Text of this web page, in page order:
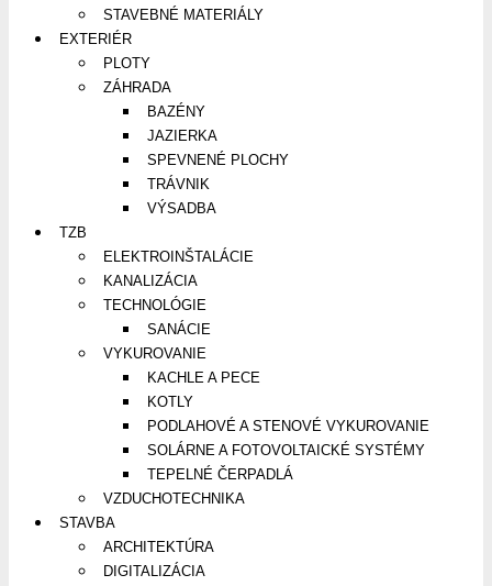
STAVEBNÉ MATERIÁLY
EXTERIÉR
PLOTY
ZÁHRADA
BAZÉNY
JAZIERKA
SPEVNENÉ PLOCHY
TRÁVNIK
VÝSADBA
TZB
ELEKTROINŠTALÁCIE
KANALIZÁCIA
TECHNOLÓGIE
SANÁCIE
VYKUROVANIE
KACHLE A PECE
KOTLY
PODLAHOVÉ A STENOVÉ VYKUROVANIE
SOLÁRNE A FOTOVOLTAICKÉ SYSTÉMY
TEPELNÉ ČERPADLÁ
VZDUCHOTECHNIKA
STAVBA
ARCHITEKTÚRA
DIGITALIZÁCIA